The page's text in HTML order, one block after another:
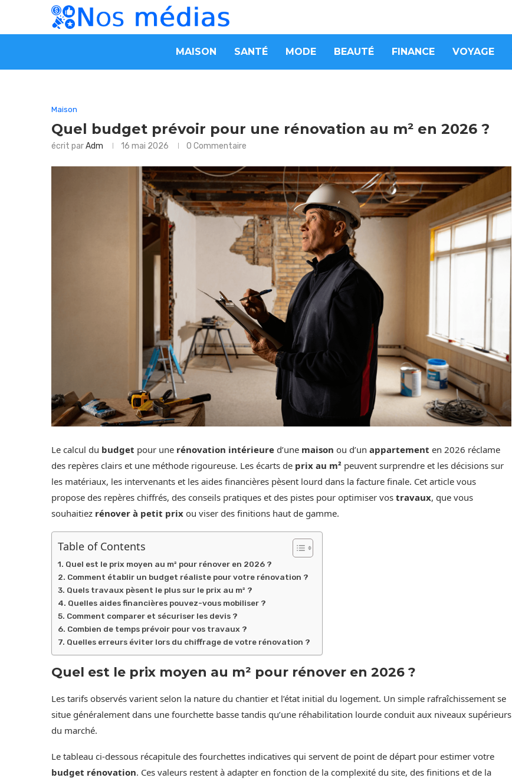
MAISON SANTÉ MODE BEAUTÉ FINANCE VOYAGE
Maison
Quel budget prévoir pour une rénovation au m² en 2026 ?
écrit parAdm 16 mai 2026 0 Commentaire
Le calcul du budget pour une rénovation intérieure d’une maison ou d’un appartement en 2026 réclame
des repères clairs et une méthode rigoureuse. Les écarts de prix au m² peuvent surprendre et les décisions sur
les matériaux, les intervenants et les aides financières pèsent lourd dans la facture finale. Cet article vous
propose des repères chiffrés, des conseils pratiques et des pistes pour optimiser vos travaux, que vous
souhaitiez rénover à petit prix ou viser des finitions haut de gamme.
Table of Contents
Quel est le prix moyen au m² pour rénover en 2026 ?
Comment établir un budget réaliste pour votre rénovation ?
Quels travaux pèsent le plus sur le prix au m² ?
Quelles aides financières pouvez-vous mobiliser ?
Comment comparer et sécuriser les devis ?
Combien de temps prévoir pour vos travaux ?
Quelles erreurs éviter lors du chiffrage de votre rénovation ?
Quel est le prix moyen au m² pour rénover en 2026 ?
Les tarifs observés varient selon la nature du chantier et l’état initial du logement. Un simple rafraîchissement se
situe généralement dans une fourchette basse tandis qu’une réhabilitation lourde conduit aux niveaux supérieurs
du marché.
Le tableau ci-dessous récapitule des fourchettes indicatives qui servent de point de départ pour estimer votre
budget rénovation. Ces valeurs restent à adapter en fonction de la complexité du site, des finitions et de la